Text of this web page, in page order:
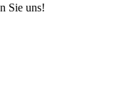
Sie uns!